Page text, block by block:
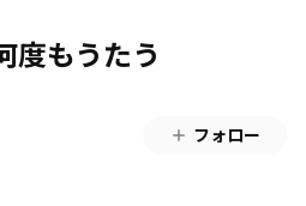
度もうたう
フォロー